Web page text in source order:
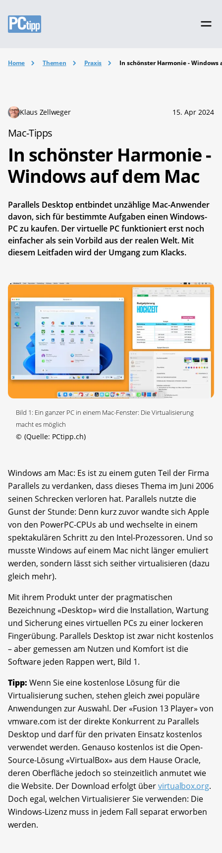
Home Themen Praxis In schönster Harmonie - Windows
Klaus Zellweger 15. Apr 2024
Mac-Tipps
In schönster Harmonie -
Windows auf dem Mac
Parallels Desktop entbindet unzählige Mac-Anwender
davon, sich für bestimmte Aufgaben einen Windows-
PC zu kaufen. Der virtuelle PC funktioniert erst noch
einfacher als sein Vorbild aus der realen Welt. Mit
diesem Leitfaden wird der Umgang zum Klacks.
Bild 1: Ein ganzer PC in einem Mac-Fenster: Die Virtualisierung
macht es möglich
© (Quelle: PCtipp.ch)
Windows am Mac: Es ist zu einem guten Teil der Firma
Parallels zu verdanken, dass dieses Thema im Juni 2006
seinen Schrecken verloren hat. Parallels nutzte die
Gunst der Stunde: Denn kurz zuvor wandte sich Apple
von den PowerPC-CPUs ab und wechselte in einem
spektakulären Schritt zu den Intel-Prozessoren. Und so
musste Windows auf einem Mac nicht länger emuliert
werden, sondern lässt sich seither virtualisieren (dazu
gleich mehr).
Mit ihrem Produkt unter der pragmatischen
Bezeichnung «Desktop» wird die Installation, Wartung
und Sicherung eines virtuellen PCs zu einer lockeren
Fingerübung. Parallels Desktop ist zwar nicht kostenlos
– aber gemessen am Nutzen und Komfort ist die
Software jeden Rappen wert, Bild 1.
Tipp: Wenn Sie eine kostenlose Lösung für die
Virtualisierung suchen, stehen gleich zwei populäre
Anwendungen zur Auswahl. Der «Fusion 13 Player» von
vmware.com ist der direkte Konkurrent zu Parallels
Desktop und darf für den privaten Einsatz kostenlos
verwendet werden. Genauso kostenlos ist die Open-
Source-Lösung «VirtualBox» aus dem Hause Oracle,
deren Oberfläche jedoch so steinzeitlich anmutet wie
die Website. Der Download erfolgt übervirtualbox.org.
Doch egal, welchen Virtualisierer Sie verwenden: Die
Windows-Lizenz muss in jedem Fall separat erworben
werden.